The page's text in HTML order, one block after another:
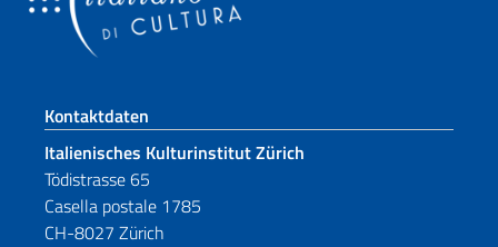
Fußbereich
Kontaktdaten
Italienisches Kulturinstitut Zürich
Tödistrasse 65
Casella postale 1785
CH-8027 Zürich